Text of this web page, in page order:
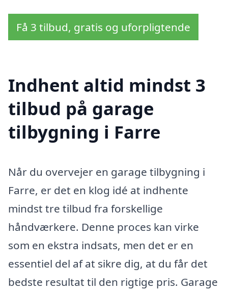
Få 3 tilbud, gratis og uforpligtende
Indhent altid mindst 3
tilbud på garage
tilbygning i Farre
Når du overvejer en garage tilbygning i
Farre, er det en klog idé at indhente
mindst tre tilbud fra forskellige
håndværkere. Denne proces kan virke
som en ekstra indsats, men det er en
essentiel del af at sikre dig, at du får det
bedste resultat til den rigtige pris. Garage